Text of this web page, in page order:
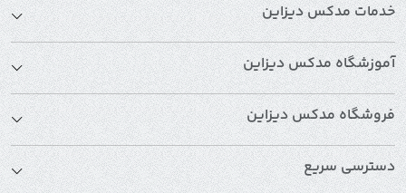
خدمات مدکس دیزاین
آموزشگاه مدکس دیزاین
فروشگاه مدکس دیزاین
دسترسی سریع